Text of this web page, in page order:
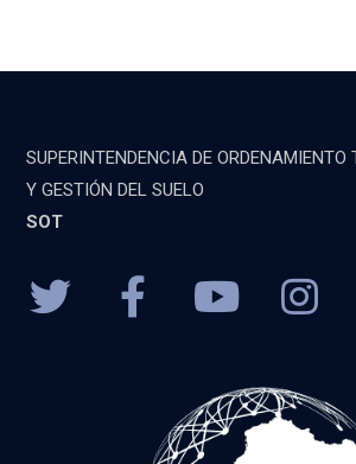
SUPERINTENDENCIA DE ORDENAMIENTO
Y GESTIÓN DEL SUELO
SOT